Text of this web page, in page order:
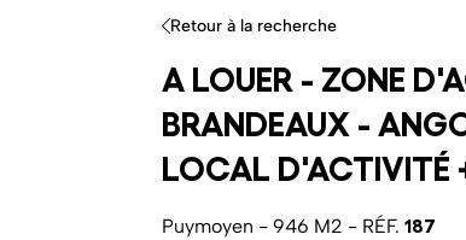
Retour à la recherche
A LOUER - ZONE
BRANDEAUX -
LOCAL D'ACTIVITÉ
Puymoyen - 946 M2 - RÉF.187